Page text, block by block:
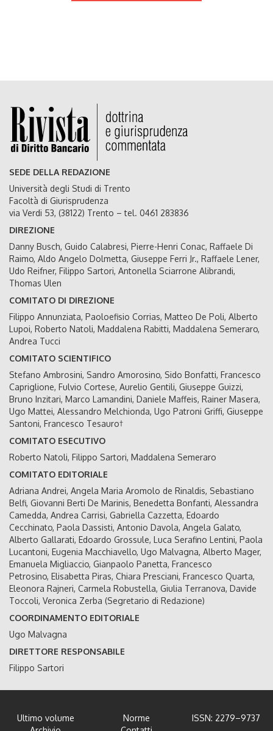
SEDE DELLA REDAZIONE
Università degli Studi di Trento
Facoltà di Giurisprudenza
via Verdi 53, (38122) Trento – tel. 0461 283836
DIREZIONE
Danny Busch, Guido Calabresi, Pierre-Henri Conac, Raffaele Di
Raimo, Aldo Angelo Dolmetta, Giuseppe Ferri Jr., Raffaele Lener,
Udo Reifner, Filippo Sartori, Antonella Sciarrone Alibrandi,
Thomas Ulen
COMITATO DI DIREZIONE
Filippo Annunziata, Paoloefisio Corrias, Matteo De Poli, Alberto
Lupoi, Roberto Natoli, Maddalena Rabitti, Maddalena Semeraro,
Andrea Tucci
COMITATO SCIENTIFICO
Stefano Ambrosini, Sandro Amorosino, Sido Bonfatti, Francesco
Capriglione, Fulvio Cortese, Aurelio Gentili, Giuseppe Guizzi,
Bruno Inzitari, Marco Lamandini, Daniele Maffeis, Rainer Masera,
Ugo Mattei, Alessandro Melchionda, Ugo Patroni Griffi, Giuseppe
Santoni, Francesco Tesauro†
COMITATO ESECUTIVO
Roberto Natoli, Filippo Sartori, Maddalena Semeraro
COMITATO EDITORIALE
Adriana Andrei, Angela Maria Aromolo de Rinaldis, Sebastiano
Belfi, Giovanni Berti De Marinis, Benedetta Bonfanti, Alessandra
Camedda, Andrea Carrisi, Gabriella Cazzetta, Edoardo
Cecchinato, Paola Dassisti, Antonio Davola, Angela Galato,
Alberto Gallarati, Edoardo Grossule, Luca Serafino Lentini, Paola
Lucantoni, Eugenia Macchiavello, Ugo Malvagna, Alberto Mager,
Emanuela Migliaccio, Gianpaolo Panetta, Francesco
Petrosino, Elisabetta Piras, Chiara Presciani, Francesco Quarta,
Eleonora Rajneri, Carmela Robustella, Giulia Terranova, Davide
Toccoli, Veronica Zerba (Segretario di Redazione)
COORDINAMENTO EDITORIALE
Ugo Malvagna
DIRETTORE RESPONSABILE
Filippo Sartori
Ultimo volume
Norme
ISSN: 2279–9737